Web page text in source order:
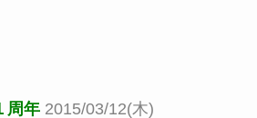
周年 2015/03/12(木)